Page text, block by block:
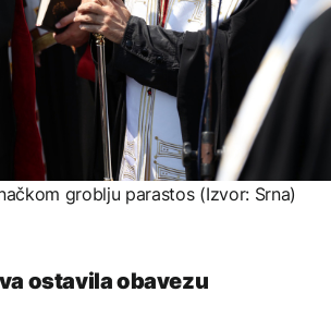
groblju parastos (Izvor: Srna)
ostavila obavezu